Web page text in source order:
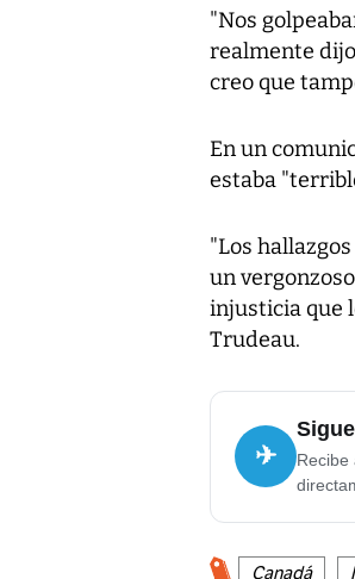
"Nos
realmente
creo que
En un
estaba
"Los
un
injusticia que
Trudeau.
✈
Recibe
Canadá